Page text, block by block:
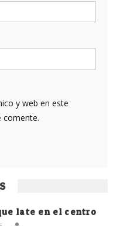
y web en este
comente.
late en el centro